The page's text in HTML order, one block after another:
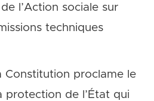
l’Action sociale sur
techniques
Constitution proclame le
protection de l’État qui